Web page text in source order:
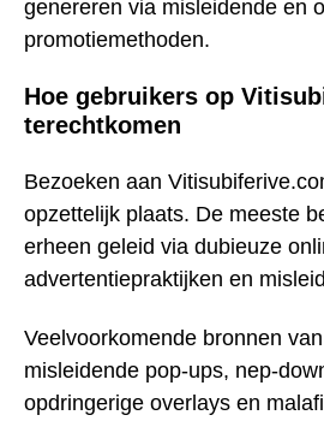
genereren via misleidende en
promotiemethoden.
Hoe gebruikers op
terechtkomen
Bezoeken aan
opzettelijk plaats. De meeste
erheen geleid via dubieuze
advertentiepraktijken en
Veelvoorkomende bronnen
misleidende pop-ups, nep-
opdringerige overlays en